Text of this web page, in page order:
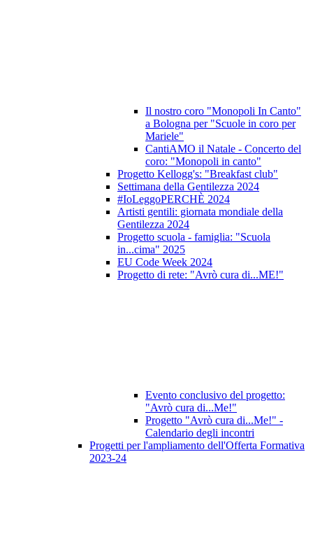
Il nostro coro "Monopoli In Canto"
a Bologna per "Scuole in coro per
Mariele"
CantiAMO il Natale - Concerto del
coro: "Monopoli in canto"
Progetto Kellogg's: "Breakfast club"
Settimana della Gentilezza 2024
#IoLeggoPERCHÈ 2024
Artisti gentili: giornata mondiale della
Gentilezza 2024
Progetto scuola - famiglia: "Scuola
in...cima" 2025
EU Code Week 2024
Progetto di rete: "Avrò cura di...ME!"
Evento conclusivo del progetto:
"Avrò cura di...Me!"
Progetto "Avrò cura di...Me!" -
Calendario degli incontri
Progetti per l'ampliamento dell'Offerta Formativa
2023-24